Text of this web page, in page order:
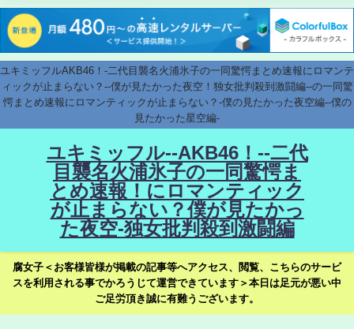
ユキミッフルAKB46！-二代目襲名火浦氷子の一同驚愕まとめ速報にロマンテ
ィックが止まらない？--僕が見たかった夜空！独女批判殺到激闘編--の一同驚
愕まとめ速報にロマンティックが止まらない？-僕の見たかった夜空編--僕の
見たかった星空編-
ユキミッフル--AKB46！--二代
目襲名火浦氷子の一同驚愕ま
とめ速報！にロマンティック
が止まらない？僕が見たかっ
た夜空-独女批判殺到激闘編
腐女子＜お客様皆様が掲載の記事等へアクセス、閲覧、こちらのサービ
スを利用される事でかろうじて運営できています＞本日は足元が悪い中
ご足労頂き誠に有難うございます。